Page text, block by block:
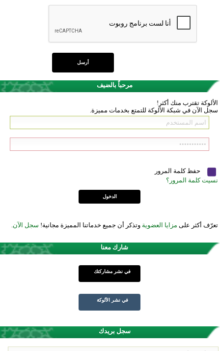
مرحباً بالضيف
الألوكة تقترب منك أكثر!
سجل الآن في شبكة الألوكة للتمتع بخدمات مميزة.
حفظ كلمة المرور
نسيت كلمة المرور؟
تعرّف أكثر على مزايا العضوية وتذكر أن جميع خدماتنا المميزة مجانية! سجل الآن
شارك معنا
في نشر مشاركتك
في نشر الألوكة
سجل بريدك